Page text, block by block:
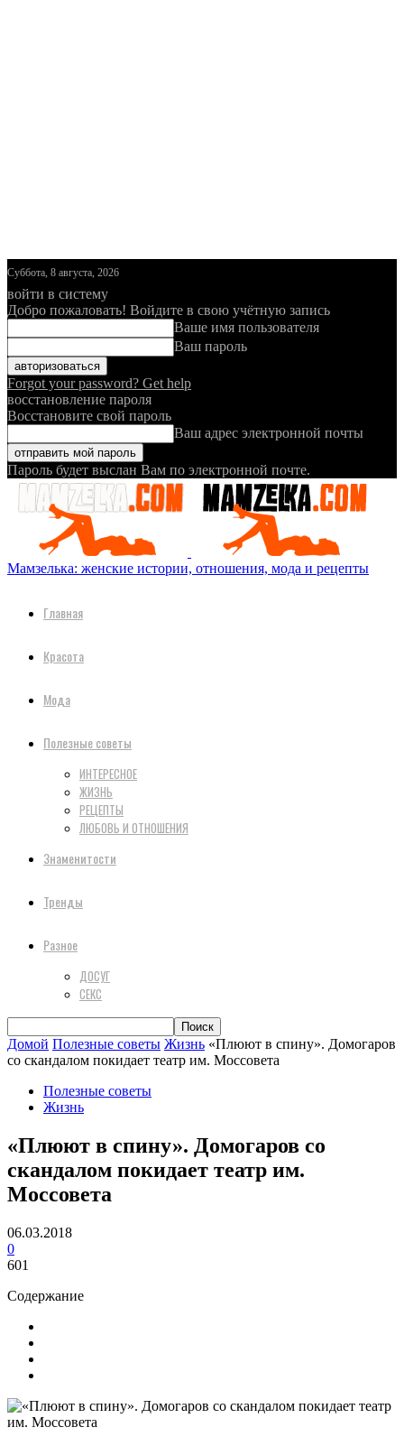
Суббота, 8 августа, 2026
войти в систему
Добро пожаловать! Войдите в свою учётную запись
Ваше имя пользователя
Ваш пароль
Forgot your password? Get help
восстановление пароля
Восстановите свой пароль
Ваш адрес электронной почты
Пароль будет выслан Вам по электронной почте.
Мамзелька: женские истории, отношения, мода и рецепты
Главная
Красота
Мода
Полезные советы
ИНТЕРЕСНОЕ
ЖИЗНЬ
РЕЦЕПТЫ
ЛЮБОВЬ И ОТНОШЕНИЯ
Знаменитости
Тренды
Разное
ДОСУГ
СЕКС
Домой Полезные советы Жизнь «Плюют в спину». Домогаров
со скандалом покидает театр им. Моссовета
Полезные советы
Жизнь
«Плюют в спину». Домогаров со
скандалом покидает театр им.
Моссовета
06.03.2018
0
601
Содержание